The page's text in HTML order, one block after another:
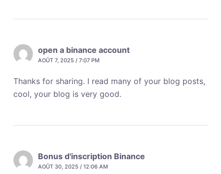
open a binance account
AOÛT 7, 2025 / 7:07 PM
Thanks for sharing. I read many of your blog posts,
cool, your blog is very good.
Bonus d'inscription Binance
AOÛT 30, 2025 / 12:06 AM